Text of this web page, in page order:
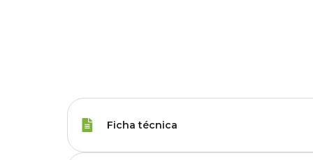
Ficha técnica